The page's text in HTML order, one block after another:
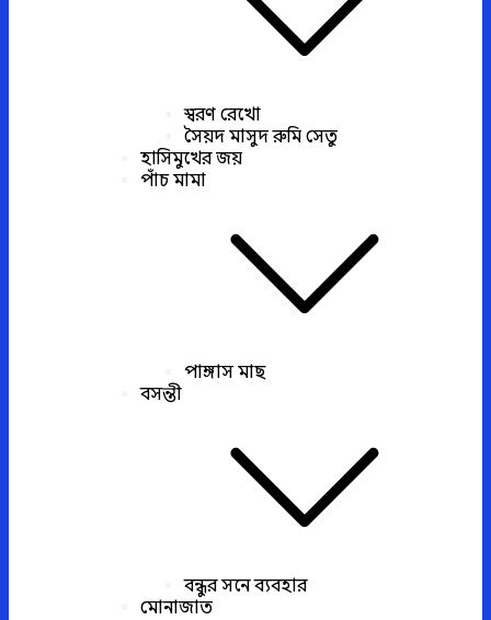
স্বরণ রেখো
সৈয়দ মাসুদ রুমি সেতু
হাসিমুখের জয়
পাঁচ মামা
পাঙ্গাস মাছ
বসন্তী
বন্ধুর সনে ব্যবহার
মোনাজাত